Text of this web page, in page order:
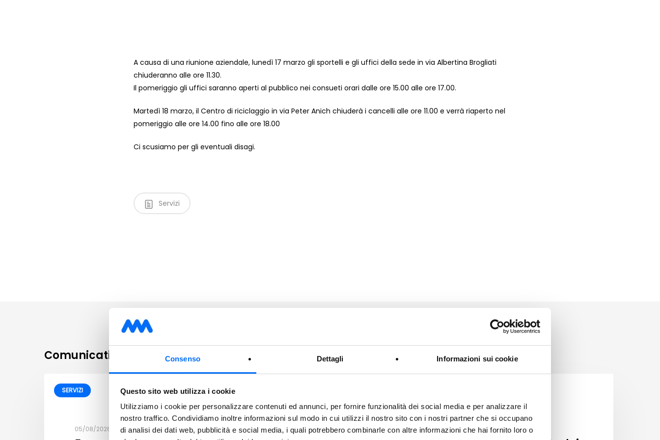
Consenso Dettagli Informazioni sui cookie
Questo sito web utilizza i cookie
Utilizziamo i cookie per personalizzare contenuti ed annunci, per fornire funzionalità dei social media e per analizzare il
nostro traffico. Condividiamo inoltre informazioni sul modo in cui utilizzi il nostro sito con i nostri partner che si occupano
di analisi dei dati web, pubblicità e social media, i quali potrebbero combinarle con altre informazioni che hai fornito loro o
A causa di una riunione aziendale, lunedì 17 marzo gli sportelli e gli uffici della sede in via Albertina Brogliati
chiuderanno alle ore 11.30.
Il pomeriggio gli uffici saranno aperti al pubblico nei consueti orari dalle ore 15.00 alle ore 17.00.
Martedì 18 marzo, il Centro di riciclaggio in via Peter Anich chiuderà i cancelli alle ore 11.00 e verrà riaperto nel
pomeriggio alle ore 14.00 fino alle ore 18.00
Ci scusiamo per gli eventuali disagi.
Servizi
Comunicati correlati
SERVIZI
05/08/2026 31/07/2026 29/07/2026